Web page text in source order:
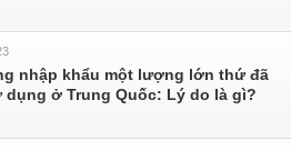
nhập khẩu một lượng lớn thứ đã
dụng ở Trung Quốc: Lý do là gì?